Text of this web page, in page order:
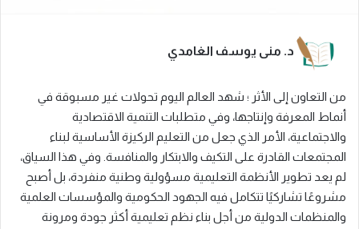
د. منى يوسف الغامدي
من التعاون إلى الأثر ؛ شهد العالم اليوم تحولات غير مسبوقة في
أنماط المعرفة وإنتاجها، وفي متطلبات التنمية الاقتصادية
والاجتماعية، الأمر الذي جعل من التعليم الركيزة الأساسية لبناء
المجتمعات القادرة على التكيف والابتكار والمنافسة. وفي هذا السياق،
لم يعد تطوير الأنظمة التعليمية مسؤولية وطنية منفردة، بل أصبح
مشروعًا تشاركيًا تتكامل فيه الجهود الحكومية والمؤسسات العلمية
والمنظمات الدولية من أجل بناء نظم تعليمية أكثر جودة ومرونة